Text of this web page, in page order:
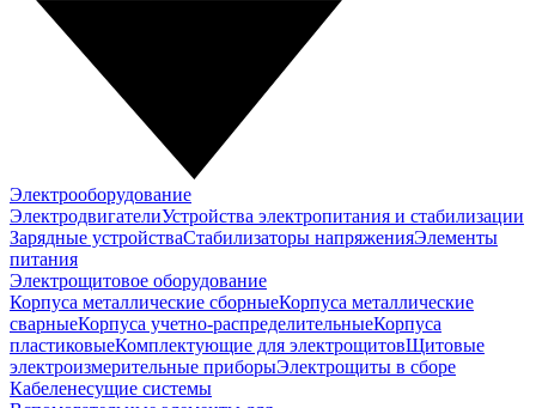
Электрооборудование
ЭлектродвигателиУстройства электропитания и стабилизации
Зарядные устройстваСтабилизаторы напряженияЭлементы
питания
Электрощитовое оборудование
Корпуса металлические сборныеКорпуса металлические
сварныеКорпуса учетно-распределительныеКорпуса
пластиковыеКомплектующие для электрощитовЩитовые
электроизмерительные приборыЭлектрощиты в сборе
Кабеленесущие системы